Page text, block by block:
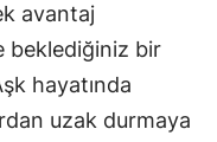
avantaj
beklediğiniz bir
hayatında
uzak durmaya